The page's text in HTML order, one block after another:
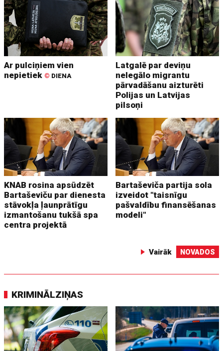
Ar pulciņiem vien
nepietiek © DIENA
Latgalē par deviņu
nelegālo migrantu
pārvadāšanu aizturēti
Polijas un Latvijas
pilsoņi
KNAB rosina apsūdzēt
Bartaševiču par dienesta
stāvokļa ļaunprātīgu
izmantošanu tukšā spa
centra projektā
Bartaševiča partija sola
izveidot "taisnīgu
pašvaldību finansēšanas
modeli"
Vairāk NOVADOS
KRIMINĀLZIŅAS